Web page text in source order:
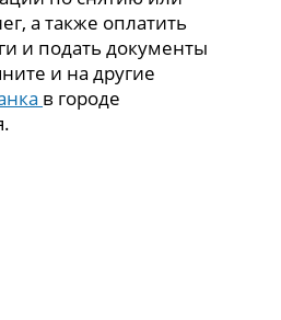
а также оплатить
и подать документы
и на другие
в городе